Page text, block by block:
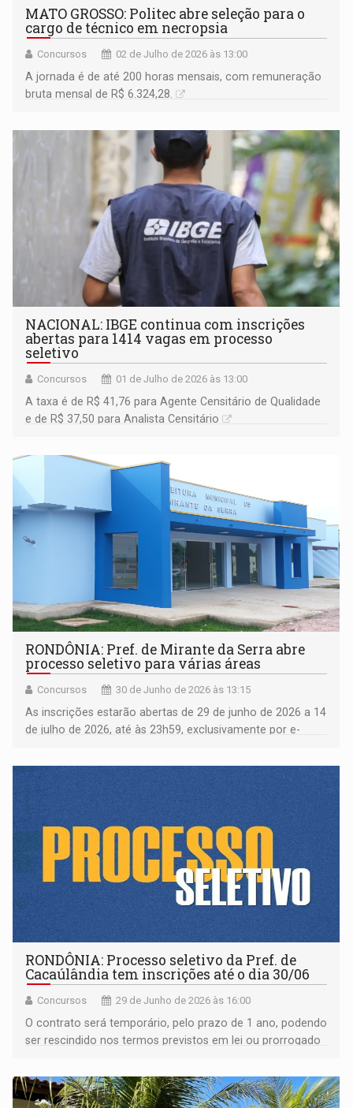
MATO GROSSO: Politec abre seleção para o
cargo de técnico em necropsia
Concursos 02 de Julho de 2026 às 13:00
A jornada é de até 200 horas mensais, com remuneração
bruta mensal de R$ 6.324,28.
NACIONAL: IBGE continua com inscrições
abertas para 1414 vagas em processo
seletivo
Concursos 01 de Julho de 2026 às 13:00
A taxa é de R$ 41,76 para Agente Censitário de Qualidade
e de R$ 37,50 para Analista Censitário
RONDÔNIA: Pref. de Mirante da Serra abre
processo seletivo para várias áreas
Concursos 30 de Junho de 2026 às 13:15
As inscrições estarão abertas de 29 de junho de 2026 a 14
de julho de 2026, até às 23h59, exclusivamente por e-
RONDÔNIA: Processo seletivo da Pref. de
Cacaúlândia tem inscrições até o dia 30/06
Concursos 29 de Junho de 2026 às 16:00
O contrato será temporário, pelo prazo de 1 ano, podendo
ser rescindido nos termos previstos em lei ou prorrogado